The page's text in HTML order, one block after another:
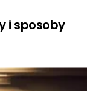
i sposoby